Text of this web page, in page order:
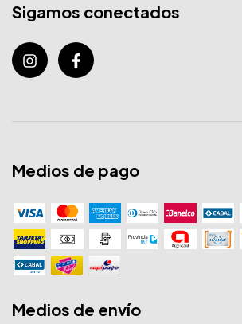
Sigamos conectados
Medios de pago
Medios de envío